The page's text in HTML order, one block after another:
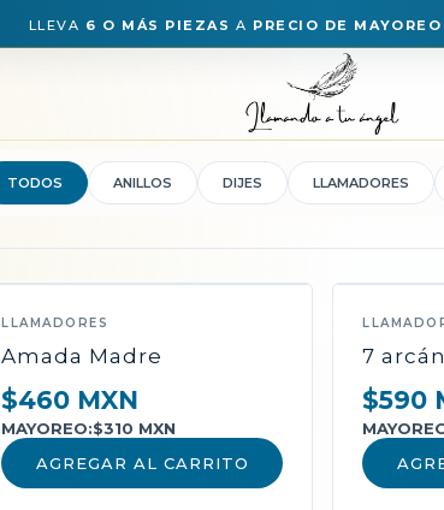
LLEVA 6 O MÁS PIEZAS A PRECIO DE MAYOREO
TODOS ANILLOS DIJES LLAMADORES
LLAMADORES
Amada Madre
$460 MXN
MAYOREO:$310 MXN
AGREGAR AL CARRITO
7
$590